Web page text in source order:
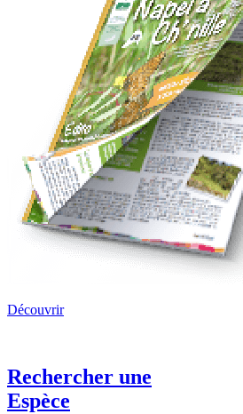
Découvrir
Rechercher une
Espèce